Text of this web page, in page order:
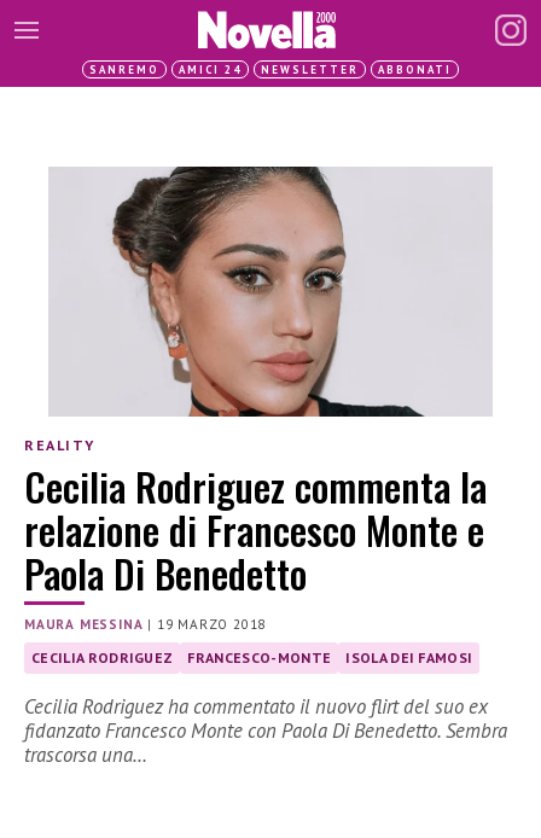
SANREMO AMICI 24 NEWSLETTER ABBONATI
REALITY
Cecilia Rodriguez commenta la
relazione di Francesco Monte e
Paola Di Benedetto
MAURA MESSINA | 19 MARZO 2018
CECILIA RODRIGUEZ FRANCESCO-MONTE ISOLA DEI FAMOSI
Cecilia Rodriguez ha commentato il nuovo flirt del suo ex
fidanzato Francesco Monte con Paola Di Benedetto. Sembra
trascorsa una…